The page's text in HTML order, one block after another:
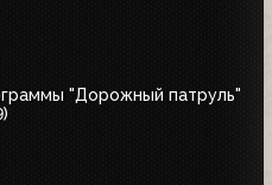
"Дорожный патруль"